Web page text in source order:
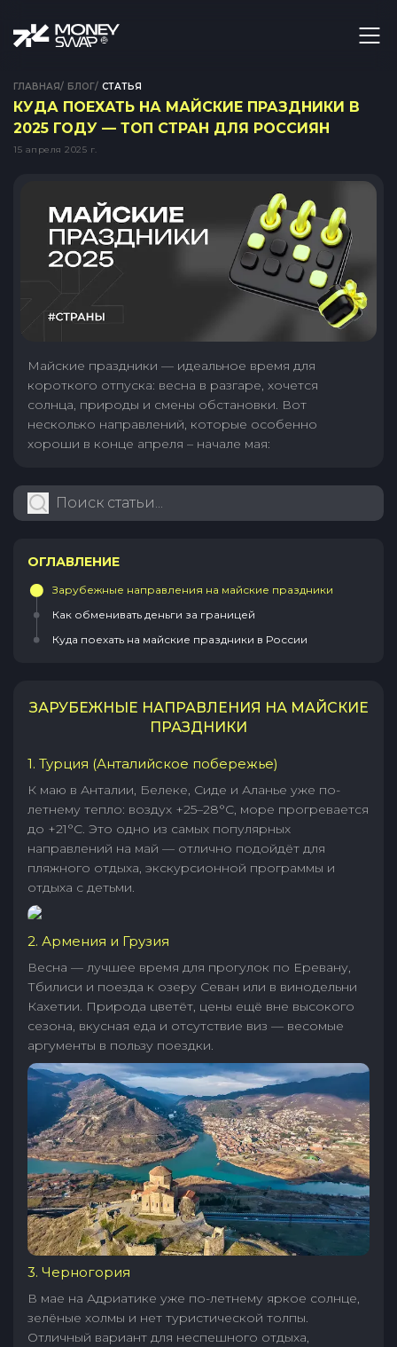
ГЛАВНАЯ/ БЛОГ/ СТАТЬЯ
КУДА ПОЕХАТЬ НА МАЙСКИЕ ПРАЗДНИКИ В
2025 ГОДУ — ТОП СТРАН ДЛЯ РОССИЯН
15 апреля 2025 г.
Майские праздники — идеальное время для
короткого отпуска: весна в разгаре, хочется
солнца, природы и смены обстановки. Вот
несколько направлений, которые особенно
хороши в конце апреля – начале мая:
ОГЛАВЛЕНИЕ
Зарубежные направления на майские праздники
Как обменивать деньги за границей
Куда поехать на майские праздники в России
ЗАРУБЕЖНЫЕ НАПРАВЛЕНИЯ НА МАЙСКИЕ
ПРАЗДНИКИ
1. Турция (Анталийское побережье)
К маю в Анталии, Белеке, Сиде и Аланье уже по-
летнему тепло: воздух +25–28°C, море прогревается
до +21°C. Это одно из самых популярных
направлений на май — отлично подойдёт для
пляжного отдыха, экскурсионной программы и
отдыха с детьми.
2. Армения и Грузия
Весна — лучшее время для прогулок по Еревану,
Тбилиси и поезда к озеру Севан или в винодельни
Кахетии. Природа цветёт, цены ещё вне высокого
сезона, вкусная еда и отсутствие виз — весомые
аргументы в пользу поездки.
3. Черногория
В мае на Адриатике уже по-летнему яркое солнце,
зелёные холмы и нет туристической толпы.
Отличный вариант для неспешного отдыха,